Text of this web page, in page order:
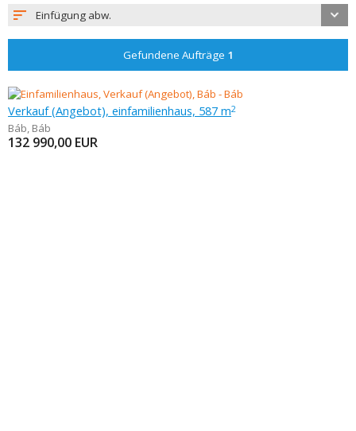
Einfügung abw.
Gefundene Aufträge 1
Verkauf (Angebot), einfamilienhaus, 587 m2
Báb, Báb
132 990,00 EUR